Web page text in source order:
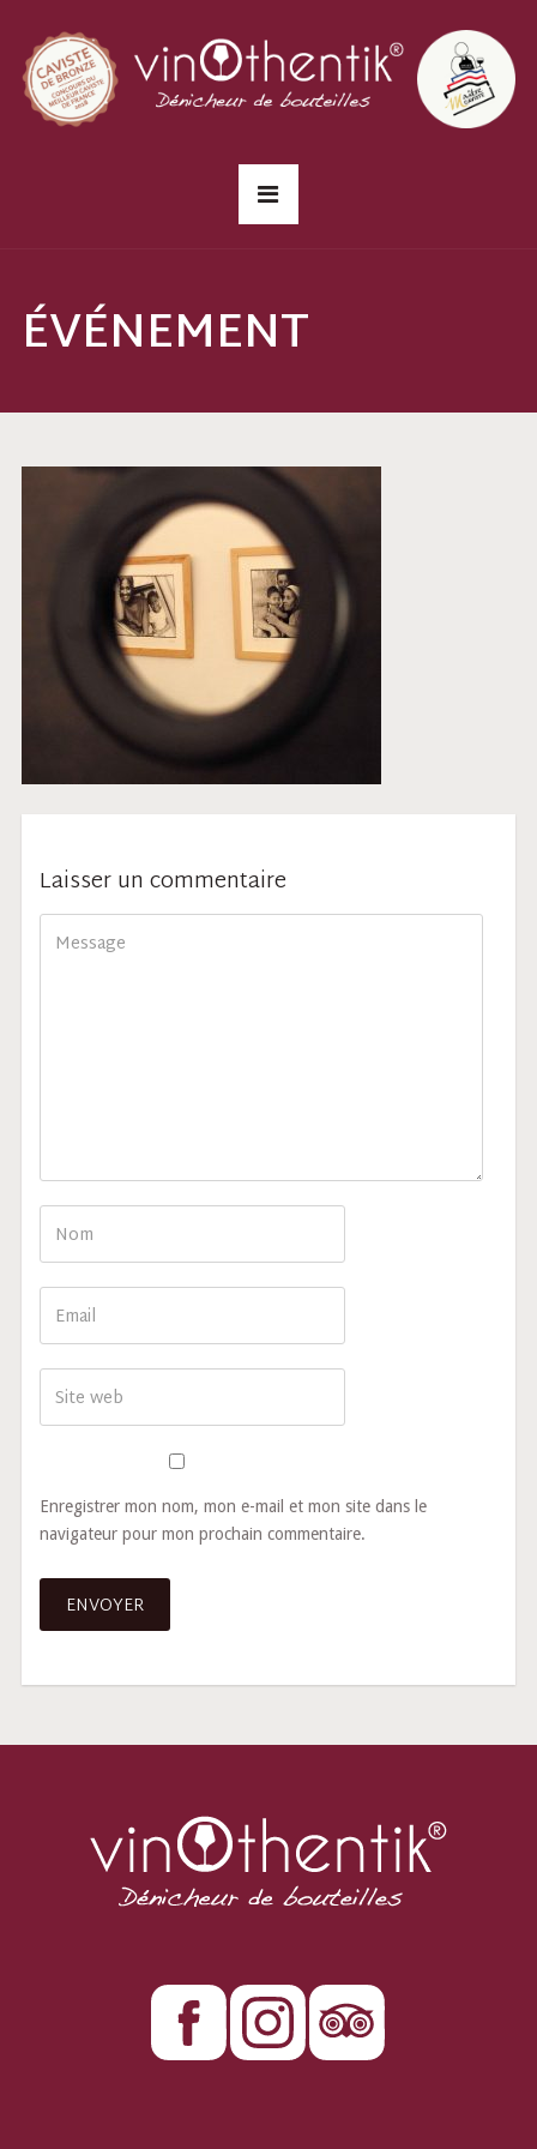
ÉVÉNEMENT
Laisser un commentaire
Enregistrer mon nom, mon e-mail et mon site dans le
navigateur pour mon prochain commentaire.